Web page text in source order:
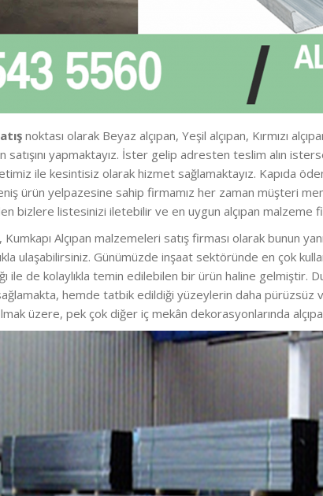
noktası olarak Beyaz alçıpan, Yeşil alçıpan, Kırmızı
satışını yapmaktayız. İster gelip adresten teslim alın
ile kesintisiz olarak hizmet sağlamaktayız. Kapıda
ürün yelpazesine sahip firmamız her zaman müşteri
bizlere listesinizi iletebilir ve en uygun alçıpan malzeme
Kumkapı Alçıpan malzemeleri satış firması olarak bunun
ulaşabilirsiniz. Günümüzde inşaat sektöründe en çok
ile de kolaylıkla temin edilebilen bir ürün haline gelmiştir.
hemde tatbik edildiği yüzeylerin daha pürüzsüz
üzere, pek çok diğer iç mekân dekorasyonlarında